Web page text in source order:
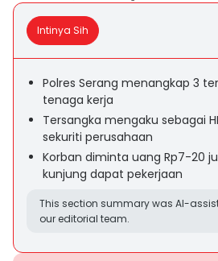
Intinya Sih
Polres Serang menangkap 3
tenaga kerja
Tersangka mengaku sebagai
sekuriti perusahaan
Korban diminta uang Rp7-20
kunjung dapat pekerjaan
This section summary was AI-
our editorial team.